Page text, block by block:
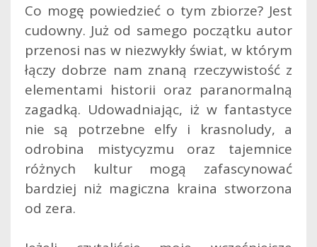
Co mogę powiedzieć o tym zbiorze? Jest
cudowny. Już od samego początku autor
przenosi nas w niezwykły świat, w którym
łączy dobrze nam znaną rzeczywistość z
elementami historii oraz paranormalną
zagadką. Udowadniając, iż w fantastyce
nie są potrzebne elfy i krasnoludy, a
odrobina mistycyzmu oraz tajemnice
różnych kultur mogą zafascynować
bardziej niż magiczna kraina stworzona
od zera.